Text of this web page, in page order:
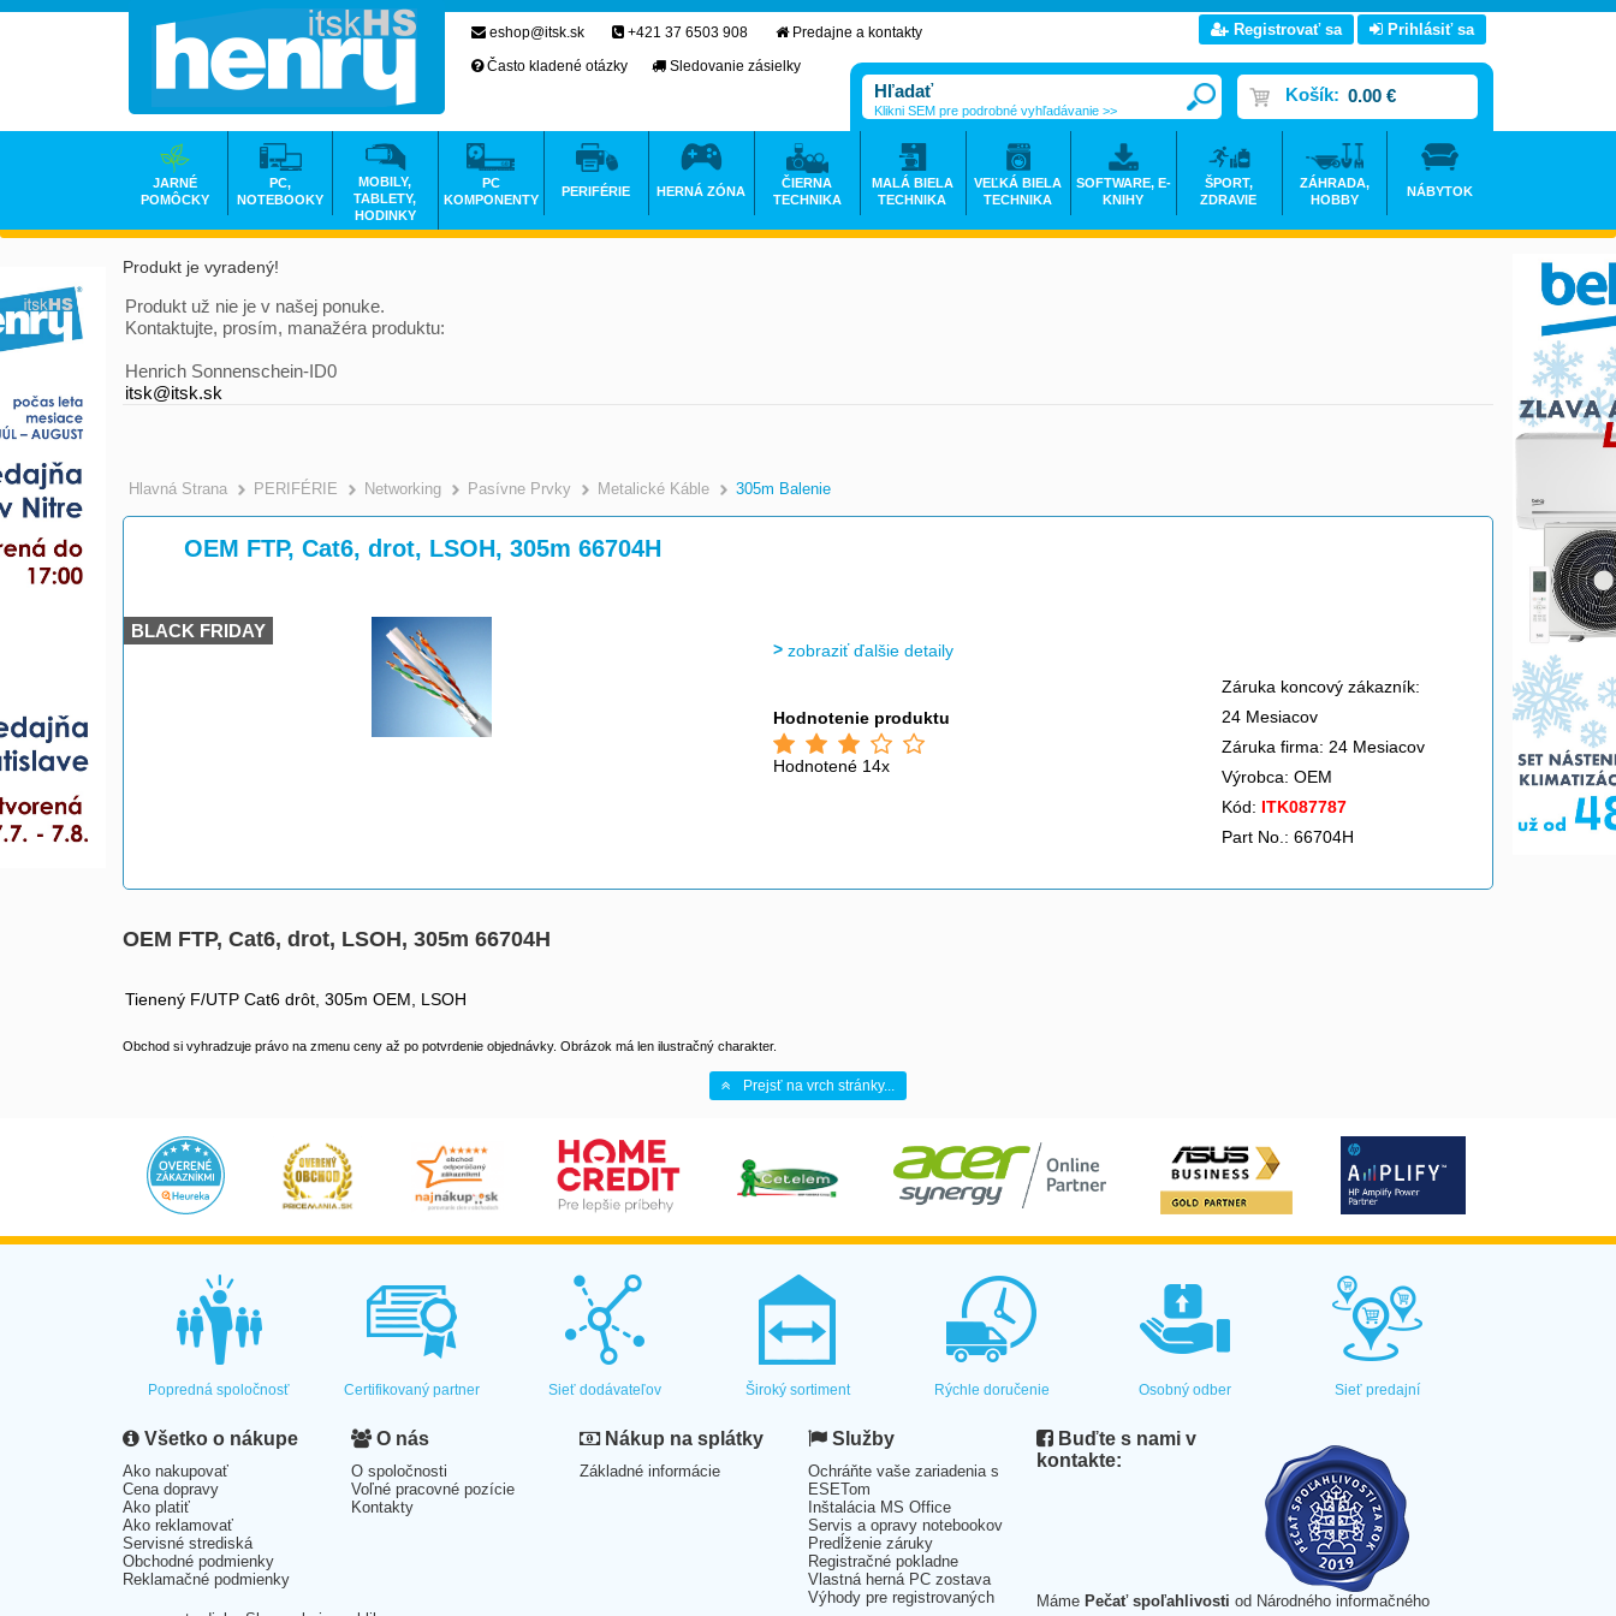
Produkt je vyradený!
Produkt už nie je v našej ponuke.
Kontaktujte, prosím, manažéra produktu:
Henrich Sonnenschein-ID0
itsk@itsk.sk
Hlavná Strana >
PERIFÉRIE >
Networking >
Pasívne Prvky >
Metalické Káble >
305m Balenie
OEM FTP, Cat6, drot, LSOH, 305m 66704H
BLACK FRIDAY
zobraziť ďalšie detaily
Hodnotenie produktu
Hodnotené 14x
Záruka koncový zákazník:
24 Mesiacov
Záruka firma: 24 Mesiacov
Výrobca: OEM
Kód: ITK087787
Part No.: 66704H
OEM FTP, Cat6, drot, LSOH, 305m 66704H
Tienený F/UTP Cat6 drôt, 305m OEM, LSOH
Obchod si vyhradzuje právo na zmenu ceny až po potvrdenie objednávky. Obrázok má len ilustračný charakter.
Prejsť na vrch stránky...
eshop@itsk.sk +421 37 6503 908
Predajne a kontakty
Často kladené otázky
Sledovanie zásielky
Registrovať sa Prihlásiť sa
Košík: 0.00 €
Klikni SEM pre podrobné vyhľadávanie >>
JARNÉ
POMÔCKY
PC,
NOTEBOOKY
MOBILY,
TABLETY,
HODINKY
PC
KOMPONENTY
PERIFÉRIE HERNÁ ZÓNA
ČIERNA
TECHNIKA
MALÁ BIELA
TECHNIKA
VEĽKÁ BIELA
TECHNIKA
SOFTWARE, E-
KNIHY
ŠPORT,
ZDRAVIE
ZÁHRADA,
HOBBY
NÁBYTOK
Popredná spoločnosť Certifikovaný partner Sieť dodávateľov Široký sortiment Rýchle doručenie Osobný odber Sieť predajní
Všetko o nákupe
Ako nakupovať
Cena dopravy
Ako platiť
Ako reklamovať
Servisné strediská
Obchodné podmienky
Reklamačné podmienky
O nás
O spoločnosti
Voľné pracovné pozície
Kontakty
Nákup na splátky
Základné informácie
Služby
Ochráňte vaše zariadenia s
ESETom
Inštalácia MS Office
Servis a opravy notebookov
Predĺženie záruky
Registračné pokladne
Vlastná herná PC zostava
Výhody pre registrovaných
Buďte s nami v
kontakte:
Máme Pečať spoľahlivosti od Národného informačného